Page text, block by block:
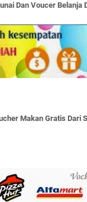
Dan Voucer Belanja
Makan Gratis Dari